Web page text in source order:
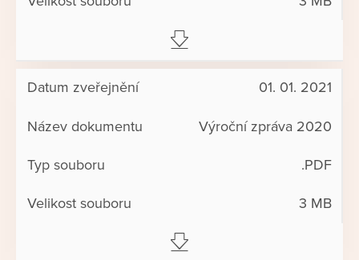
01. 01. 2021
Výroční zpráva 2020
.PDF
3 MB